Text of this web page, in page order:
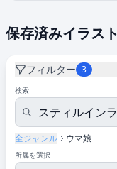
保存済みイラスト
フィルター 3
検索
全ジャンル ウマ娘
所属を選択